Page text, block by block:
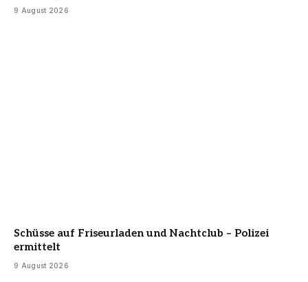
9 August 2026
Schüsse auf Friseurladen und Nachtclub – Polizei
ermittelt
9 August 2026